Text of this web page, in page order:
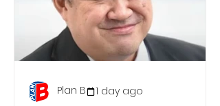
Plan B 1 day ago